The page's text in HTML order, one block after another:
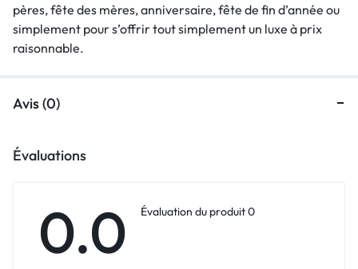
pères, fête des mères, anniversaire, fête de fin d’année ou
simplement pour s’offrir tout simplement un luxe à prix
raisonnable.
Avis (0)
Évaluations
0.0 Évaluation du produit 0